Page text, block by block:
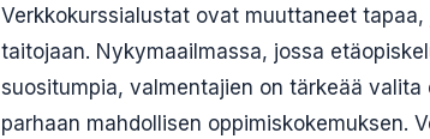
Verkkokurssialustat ovat muuttaneet
taitojaan. Nykymaailmassa, jossa
suositumpia, valmentajien on tärkeää
parhaan mahdollisen oppimiskokemuksen.